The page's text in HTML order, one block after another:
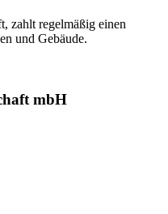
zahlt regelmäßig einen
und Gebäude.
mbH